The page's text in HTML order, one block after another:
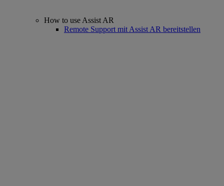
How to use Assist AR
Remote Support mit Assist AR bereitstellen